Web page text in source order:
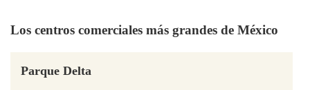
Los centros comerciales más grandes de México
Parque Delta